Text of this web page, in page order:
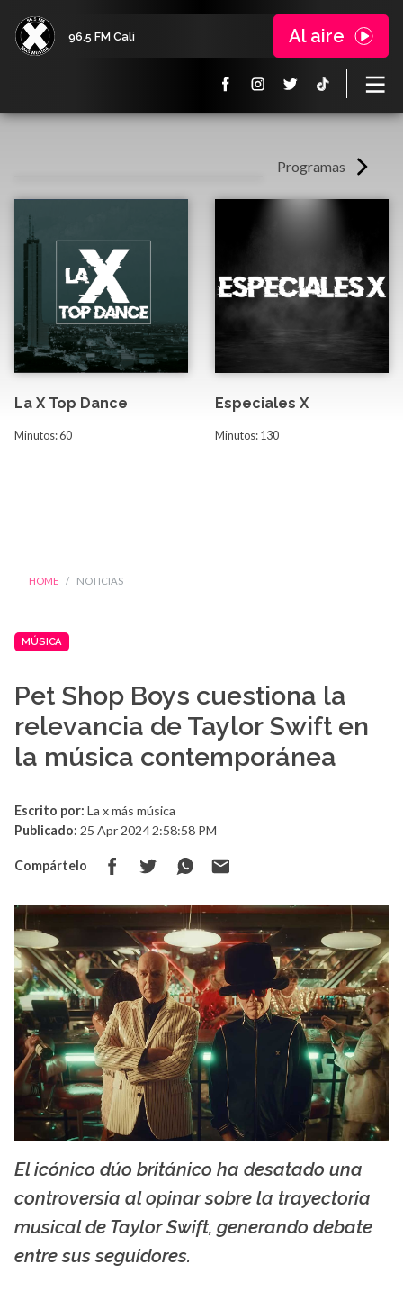
96.5 FM Cali Al aire
Programas
La X Top Dance
Minutos: 60
Especiales X
Minutos: 130
HOME NOTICIAS
MÚSICA
Pet Shop Boys cuestiona la
relevancia de Taylor Swift en
la música contemporánea
Escrito por: La x más música
Publicado: 25 Apr 2024 2:58:58 PM
Compártelo
La X mas música
El icónico dúo británico ha desatado una
controversia al opinar sobre la trayectoria
musical de Taylor Swift, generando debate
entre sus seguidores.